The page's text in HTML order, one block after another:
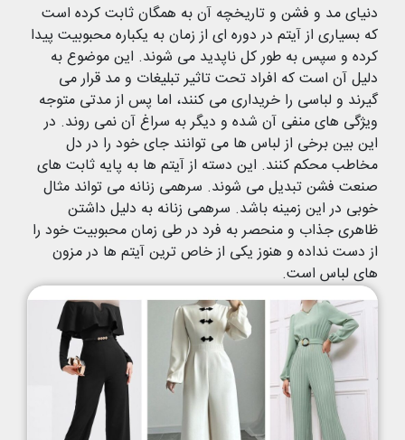
دنیای مد و فشن و تاریخچه آن به همگان ثابت کرده است
که بسیاری از آیتم در دوره ای از زمان به یکباره محبوبیت پیدا
کرده و سپس به طور کل ناپدید می شوند. این موضوع به
دلیل آن است که افراد تحت تاثیر تبلیغات و مد قرار می
گیرند و لباسی را خریداری می کنند، اما پس از مدتی متوجه
ویژگی های منفی آن شده و دیگر به سراغ آن نمی روند. در
این بین برخی از لباس ها می توانند جای خود را در دل
مخاطب محکم کنند. این دسته از آیتم ها به پایه ثابت های
صنعت فشن تبدیل می شوند. سرهمی زنانه می تواند مثال
خوبی در این زمینه باشد. سرهمی زنانه به دلیل داشتن
ظاهری جذاب و منحصر به فرد در طی زمان محبوبیت خود را
از دست نداده و هنوز یکی از خاص ترین آیتم ها در مزون
های لباس است.